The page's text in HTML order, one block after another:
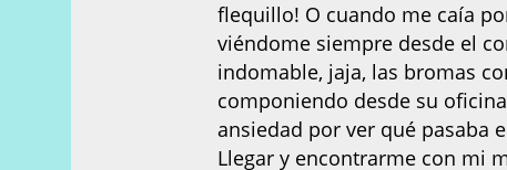
flequillo! O cuando me caía
viéndome siempre desde el
indomable, jaja, las bromas
componiendo desde su
ansiedad por ver qué pasaba
Llegar y encontrarme con mi